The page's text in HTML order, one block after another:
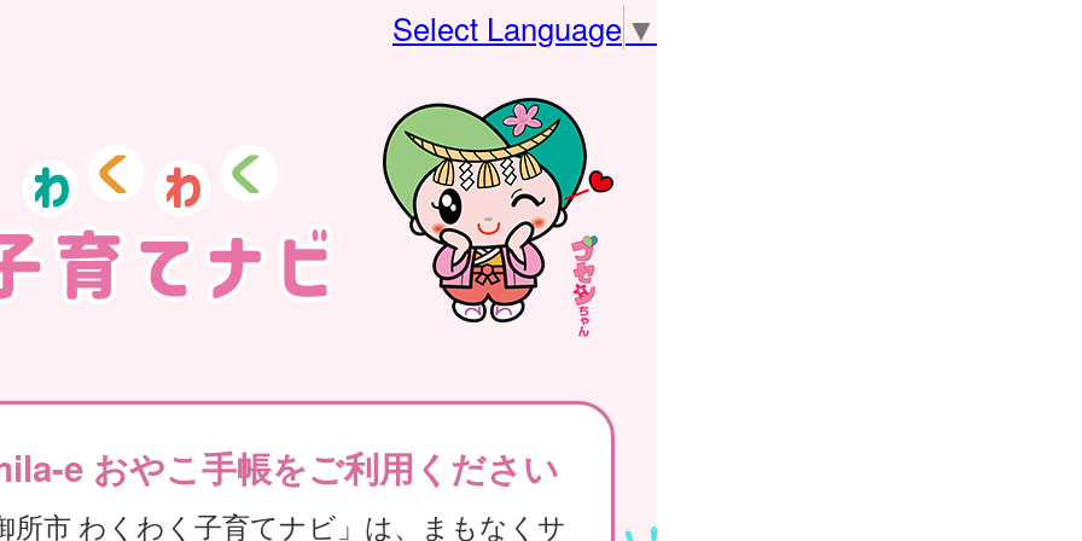
Select Language ▼
e おやこ手帳をご利用ください
所市 わくわく子育てナビ」は、まもなくサ